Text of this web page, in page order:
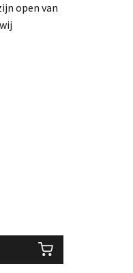
open van